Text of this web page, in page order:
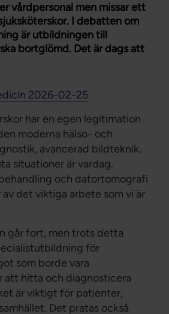
vårdpersonal men missar ett
I debatten om
är utbildningen till
bortglömd. Det är dags att
2026-02-25
har en egen legitimation
moderna hälso- och
avancerad bildteknik,
situationer är vardag.
och datortomografi
av det viktiga arbete som vi är
går fort, men trots detta
för
som borde vara
att hitta och diagnosticera
är viktigt för patienter,
Det pratas också